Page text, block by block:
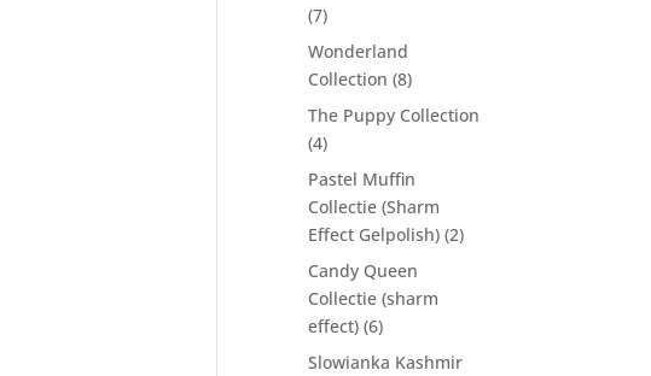
(7)
Wonderland
Collection (8)
The Puppy Collection
(4)
Pastel Muffin
Collectie (Sharm
Effect Gelpolish) (2)
Candy Queen
Collectie (sharm
effect) (6)
Slowianka Kashmir